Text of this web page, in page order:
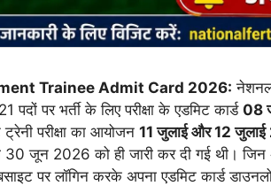
Trainee Admit Card 2026: नेशनल
पदों पर भर्ती के लिए परीक्षा के एडमिट कार्ड 08
परीक्षा का आयोजन 11 जुलाई और 12
30 जून 2026 को ही जारी कर दी गई थी।
पर लॉगिन करके अपना एडमिट कार्ड